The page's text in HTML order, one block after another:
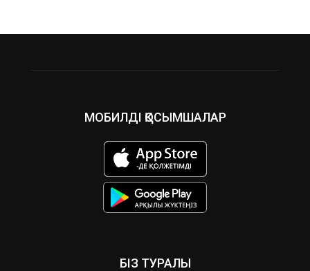
МОБИЛДІ ҚОСЫМШАЛАР
БІЗ ТУРАЛЫ